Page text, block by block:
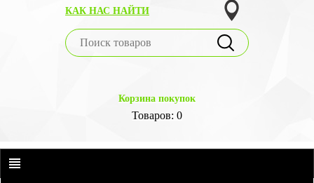
КАК НАС НАЙТИ
Корзина покупок
Товаров: 0